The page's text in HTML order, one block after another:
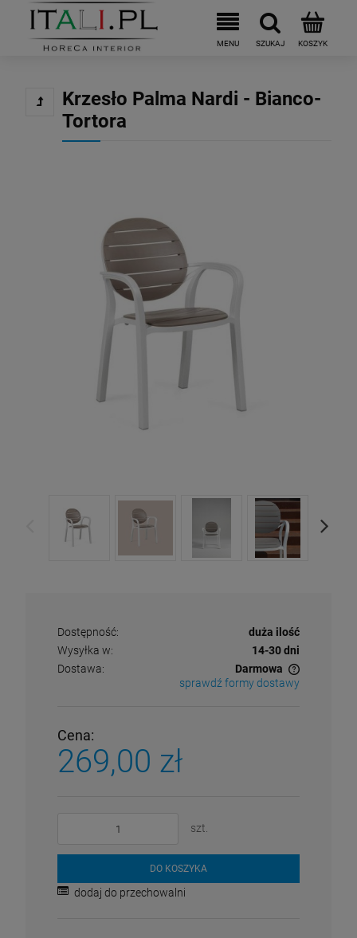
Krzesło Palma Nardi - Bianco-
Tortora
Dostępność:
duża ilość
Wysyłka w:
14-30 dni
Dostawa:
Darmowa
Cena nie zawiera ewentualnych kosztów płatności
sprawdź formy dostawy
Cena:
269,00 zł
szt.
DO KOSZYKA
dodaj do przechowalni